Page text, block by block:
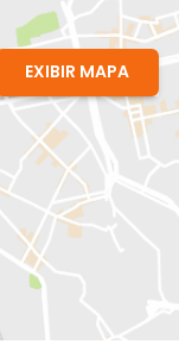
EXIBIR MAPA